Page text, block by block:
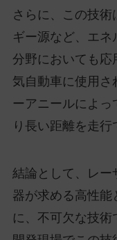
さらに、この技
ギー源など、エ
分野においても応
気自動車に使用
ーアニールによっ
り長い距離を走行
結論として、レー
器が求める高性能
に、不可欠な技